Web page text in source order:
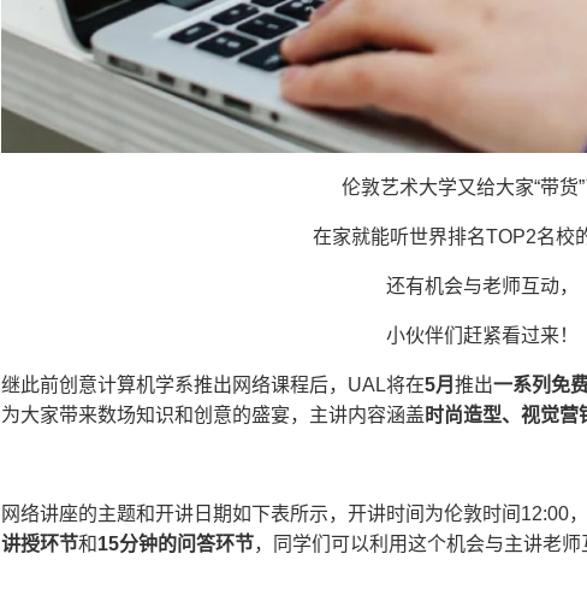
伦敦艺术大学又给大家“带货”
在家就能听世界排名TOP2名校
还有机会与老师互动，
小伙伴们赶紧看过来！
继此前创意计算机学系推出网络课程后，UAL将在5月 推出一系列免
为大家带来数场知识和创意的盛宴，主讲内容涵盖 时尚造型、视觉营
网络讲座的主题和开讲日期如下表所示，开讲时间为伦敦时间12:00
讲授环节和15分钟的问答环节，同学们可以利用这个机会与主讲老师